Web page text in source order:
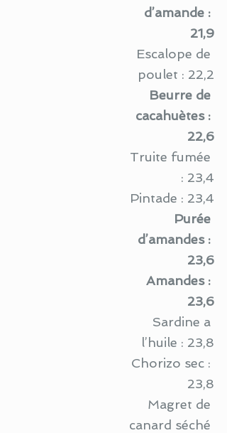
d’amande :
21,9
Escalope de
poulet : 22,2
Beurre de
cacahuètes :
22,6
Truite fumée
: 23,4
Pintade : 23,4
Purée
d’amandes :
23,6
Amandes :
23,6
Sardine a
l’huile : 23,8
Chorizo sec :
23,8
Magret de
canard séché